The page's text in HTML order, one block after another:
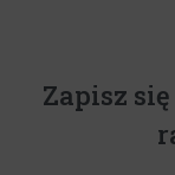
Zapisz